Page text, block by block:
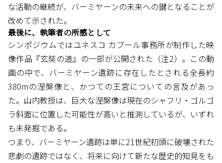
な活動の継続が、バーミヤーンの未来への鍵となることが
改めて示された。
最後に、執筆者の所感として
シンポジウムではユネスコ カブール事務所が制作した映
像作品『玄奘の道』の一部が公開された（注2）。この動
画の中で、バーミヤーン遺跡に存在したとされる全長約
380mの涅槃像と、かつての王宮についての言及があっ
た。山内教授は、巨大な涅槃像は現在のシャフリ・ゴルゴ
ラ斜面に位置した可能性が高いと推測しているが、いずれ
も未発掘である。
つまり、バーミヤーン遺跡は単に21世紀初頭に破壊された
悲劇の遺跡ではなく、将来に向けて新たな歴史的知見をも